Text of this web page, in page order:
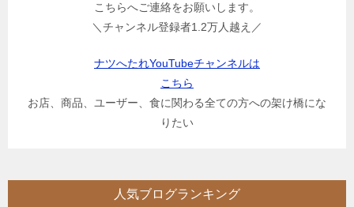
こちらへご連絡をお願いします。
＼チャンネル登録者1.2万人越え／
ナツへたれYouTubeチャンネルは
こちら
お店、商品、ユーザー、食に関わる全ての方への架け橋にな
りたい
人気ブログランキング